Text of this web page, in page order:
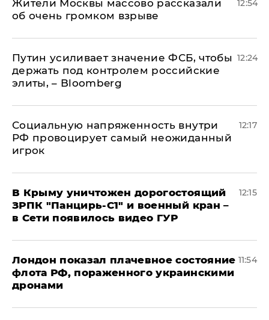
Жители Москвы массово рассказали
об очень громком взрыве
12:54
Путин усиливает значение ФСБ, чтобы
держать под контролем российские
элиты, – Bloomberg
12:24
Социальную напряженность внутри
РФ провоцирует самый неожиданный
игрок
12:17
В Крыму уничтожен дорогостоящий
ЗРПК "Панцирь-С1" и военный кран –
в Сети появилось видео ГУР
12:15
Лондон показал плачевное состояние
флота РФ, пораженного украинскими
дронами
11:54